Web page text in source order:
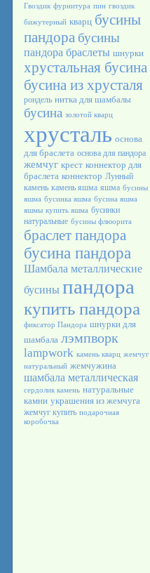
Гвоздик фурнитура пин гвоздик
бижутерный кварц бусины
пандора бусины
пандора браслеты шнурки
хрустальная бусина
бусина из хрусталя
рондель нитка для шамбалы
бусина золотой кварц
хрусталь основа
для браслета основа для пандора
жемчуг крест коннектор для
браслета коннектор Лунный
камень камень яшма яшма бусины
яшма бусинка яшма бусина яшма
яшмы купить яшма бусинки
натуральные бусины флюорита
браслет пандора
бусина пандора
Шамбала металлические
бусины пандора
купить пандора
фиксатор Пандора шнурки для
шамбала лэмпворк
lampwork камень кварц жемчуг
натуральный жемчужина
шамбала металлическая
сердолик камень натуральные
камни украшения из жемчуга
жемчуг купить подарочная
коробочка